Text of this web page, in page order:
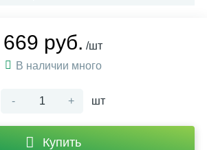
669 руб. /шт
В наличии много
- + шт
Купить